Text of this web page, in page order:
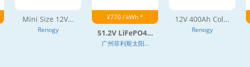
Mini Size 12V...
Renogy
¥770 / kWh *
51.2V LiFePO4...
广州菲利斯太阳...
12V 400Ah Col...
Renogy